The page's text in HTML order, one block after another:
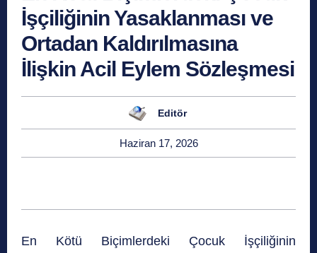
İşçiliğinin Yasaklanması ve
Ortadan Kaldırılmasına
İlişkin Acil Eylem Sözleşmesi
Editör
Haziran 17, 2026
En Kötü Biçimlerdeki Çocuk İşçiliğinin